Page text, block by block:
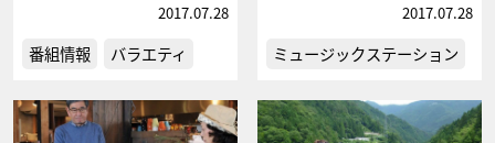
2017.07.28
番組情報 バラエティ
2017.07.28
ミュージックステーション